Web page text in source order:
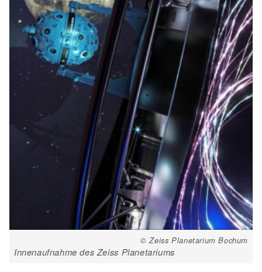
© Zeiss Planetarium Bochum
Innenaufnahme des Zeiss Planetariums